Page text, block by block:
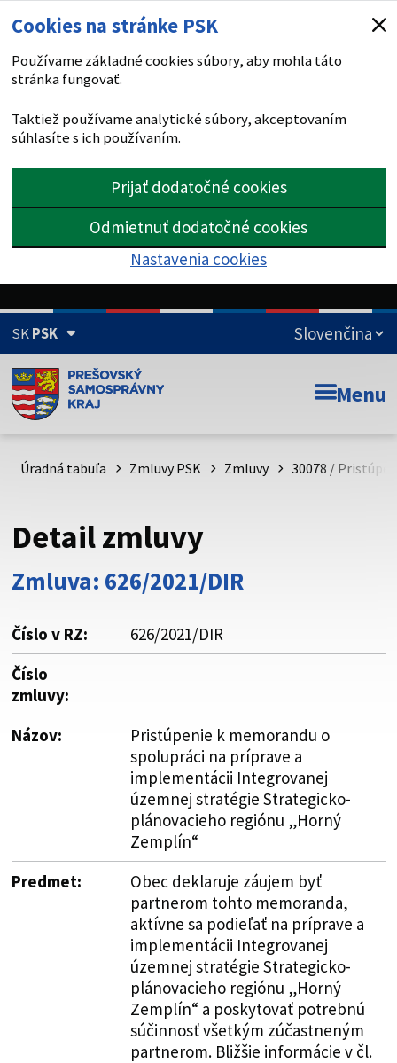
Cookies na stránke PSK
Používame základné cookies súbory, aby mohla táto
stránka fungovať.
Taktiež používame analytické súbory, akceptovaním
súhlasíte s ich používaním.
Prijať dodatočné cookies
Odmietnuť dodatočné cookies
Nastavenia cookies
SKPSK
Doména psk.sk je oficiálna
Toto je oficiálna webová stránka Prešovského
psk.sk.
Buďte pozorní a vždy sa uistite, že zdieľate informácie iba
cez zabezpečenú webovú stránku. Zabezpečená stránka
vždy začína https:// pred názvom domény webového sídla.
Menu
Úradná tabuľa Zmluvy PSK Zmluvy 30078 /
Detail zmluvy
Zmluva: 626/2021/DIR
Číslo v RZ:
626/2021/DIR
Číslo
zmluvy:
Názov:
Pristúpenie k memorandu o
spolupráci na príprave a
implementácii Integrovanej
územnej stratégie Strategicko-
plánovacieho regiónu „Horný
Zemplín“
Predmet:
Obec deklaruje záujem byť
partnerom tohto memoranda,
aktívne sa podieľať na príprave a
implementácii Integrovanej
územnej stratégie Strategicko-
plánovacieho regiónu „Horný
Zemplín“ a poskytovať potrebnú
súčinnosť všetkým zúčastneným
partnerom. Bližšie informácie v čl.